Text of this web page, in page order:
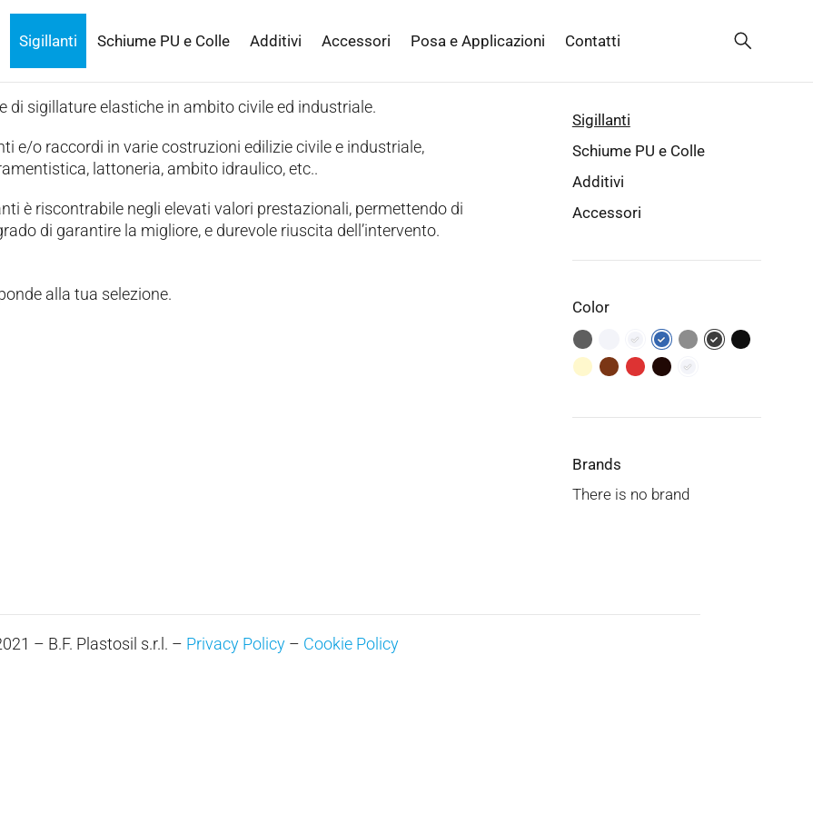
Sigillanti Schiume PU e Colle Additivi Accessori Posa e Applicazioni Contatti
di sigillature elastiche in ambito civile ed industriale.
e/o raccordi in varie costruzioni edilizie civile e industriale,
lattoneria, ambito idraulico, etc..
è riscontrabile negli elevati valori prestazionali, permettendo di
di garantire la migliore, e durevole riuscita dell’intervento.
alla tua selezione.
Sigillanti
Schiume PU e Colle
Additivi
Accessori
Color
Brands
There is no brand
– B.F. Plastosil s.r.l. – Privacy Policy– Cookie Policy